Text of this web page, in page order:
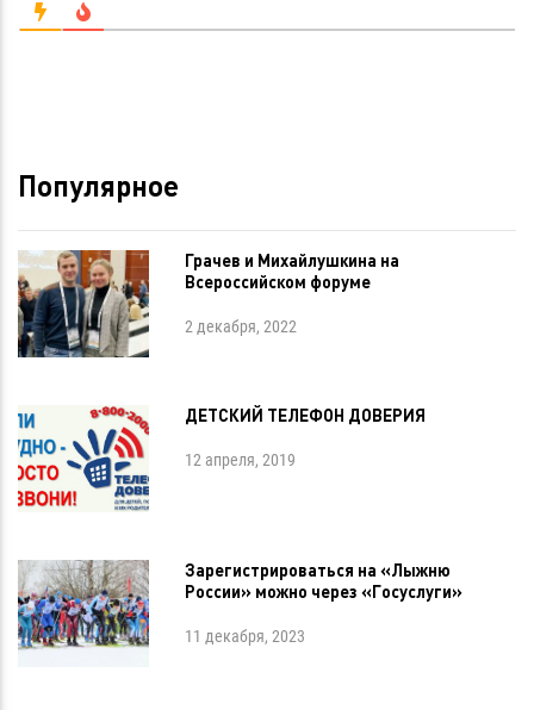
Популярное
Грачев и Михайлушкина на
Всероссийском форуме
2 декабря, 2022
ДЕТСКИЙ ТЕЛЕФОН ДОВЕРИЯ
12 апреля, 2019
Зарегистрироваться на «Лыжню
России» можно через «Госуслуги»
11 декабря, 2023